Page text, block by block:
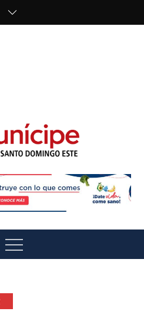
Menu